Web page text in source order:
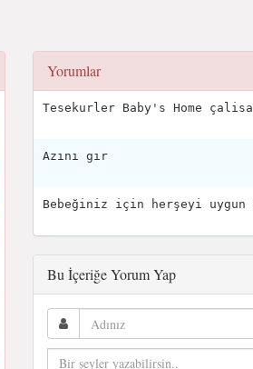
Yorumlar
Tesekurler Baby's Home
Azını gır
Bebeğiniz için herşeyi
Bu İçeriğe Yorum Yap